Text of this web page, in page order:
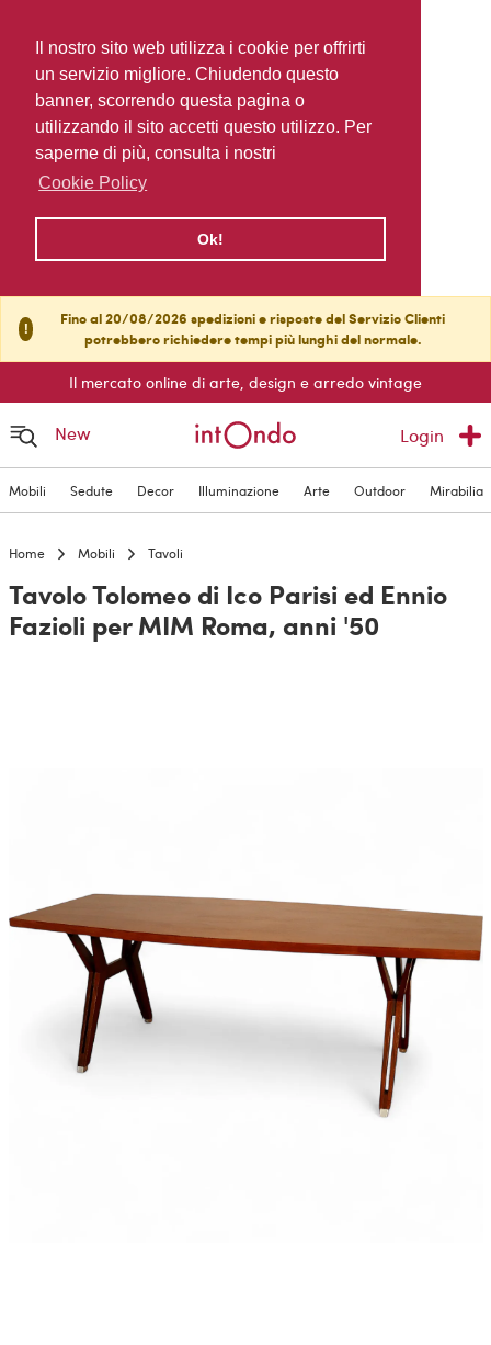
Il nostro sito web utilizza i cookie per offrirti
un servizio migliore. Chiudendo questo
banner, scorrendo questa pagina o
utilizzando il sito accetti questo utilizzo. Per
saperne di più, consulta i nostri
Cookie Policy
Ok!
!
Fino al 20/08/2026 spedizioni e risposte del Servizio Clienti
potrebbero richiedere tempi più lunghi del normale.
Il mercato online di arte, design e arredo vintage
New Login
Mobili Sedute Decor Illuminazione Arte Outdoor Mirabilia
Home Mobili Tavoli
Tavolo Tolomeo di Ico Parisi ed Ennio
Fazioli per MIM Roma, anni '50